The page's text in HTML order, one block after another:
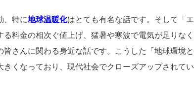
、特に地球温暖化はとても有名な話です。そして「エ
料金の相次ぐ値上げ、猛暑や寒波で電気が足りなく
さんに関わる身近な話です。こうした「地球環境と
くなっており、現代社会でクローズアップされてい